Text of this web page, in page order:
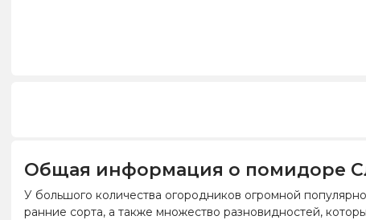
Общая информация о помидоре
У большого количества огородников огромной
ранние сорта, а также множество разновидностей,